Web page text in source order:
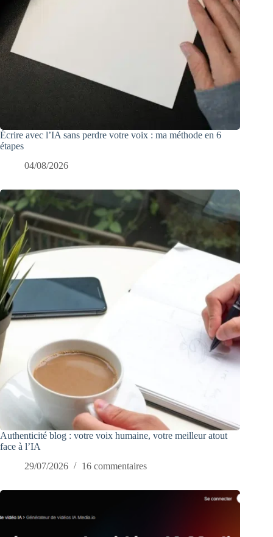
Écrire avec l’IA sans perdre votre voix : ma méthode en 6
étapes
04/08/2026
Authenticité blog : votre voix humaine, votre meilleur atout
face à l’IA
29/07/2026
16 commentaires